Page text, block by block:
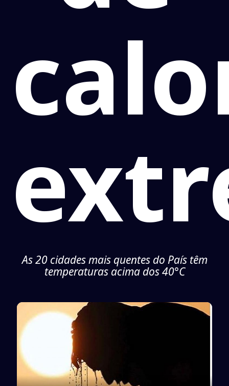
As 20 cidades mais quentes do País têm
temperaturas acima dos 40°C